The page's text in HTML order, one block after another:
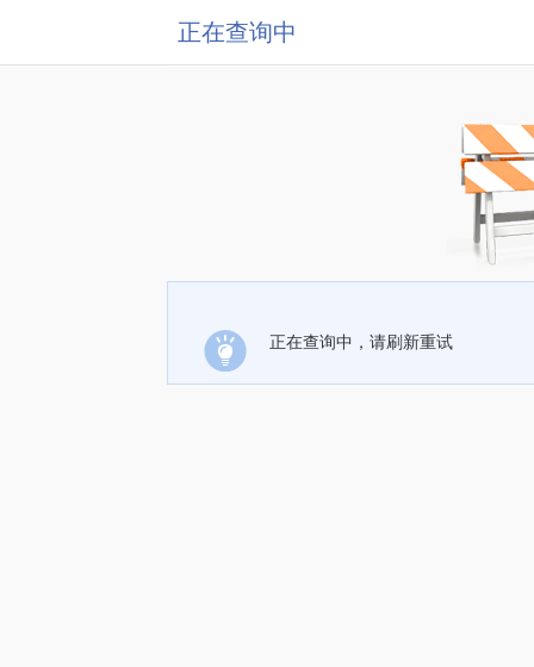
正在查询中
正在查询中，请刷新重试